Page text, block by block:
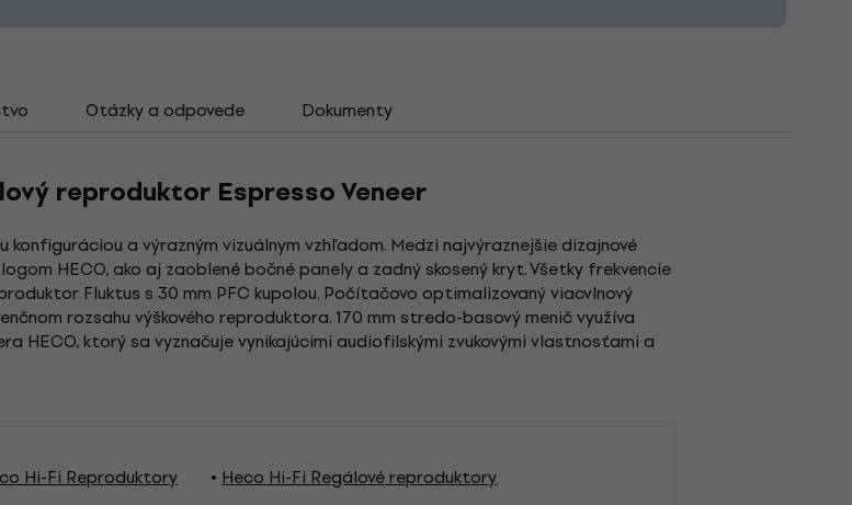
Otázky a odpovede Dokumenty
reproduktor Espresso Veneer
a výrazným vizuálnym vzhľadom. Medzi najvýraznejšie dizajnové
HECO, ako aj zaoblené bočné panely a zadný skosený kryt. Všetky frekvencie
Fluktus s 30 mm PFC kupolou. Počítačovo optimalizovaný viacvlnový
rozsahu výškového reproduktora. 170 mm stredo-basový menič využíva
HECO, ktorý sa vyznačuje vynikajúcimi audiofilskými zvukovými vlastnosťami a
Hi-Fi Reproduktory Heco Hi-Fi Regálové reproduktory